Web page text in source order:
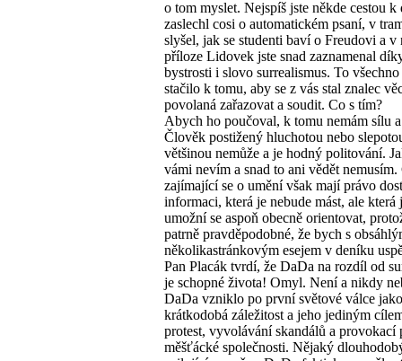
o tom myslet. Nejspíš jste někde cestou k
zaslechl cosi o automatickém psaní, v
slyšel, jak se studenti baví o Freudovi a v
příloze Lidovek jste snad zaznamenal
bystrosti i slovo surrealismus. To
stačilo k tomu, aby se z vás stal znalec
povolaná zařazovat a soudit. Co s tím?
Abych ho poučoval, k tomu nemám sílu
Člověk postižený hluchotou nebo
většinou nemůže a je hodný politování.
vámi nevím a snad to ani vědět nemusím.
zajímající se o umění však mají právo
informaci, která je nebude mást, ale která
umožní se aspoň obecně orientovat,
patrně pravděpodobné, že bych s
několikastránkovým esejem v deníku
Pan Placák tvrdí, že DaDa na rozdíl od
je schopné života! Omyl. Není a nikdy
DaDa vzniklo po první světové válce jako
krátkodobá záležitost a jeho jediným
protest, vyvolávání skandálů a provokací
měšťácké společnosti. Nějaký